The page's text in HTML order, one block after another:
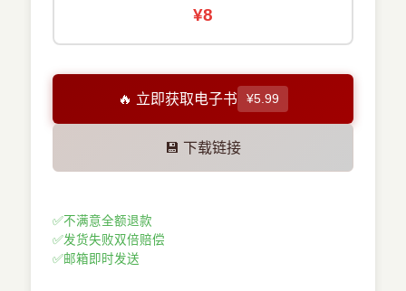
¥8
🔥 立即获取电子书 ¥5.99
💾 下载链接
✅不满意全额退款
✅发货失败双倍赔偿
✅邮箱即时发送